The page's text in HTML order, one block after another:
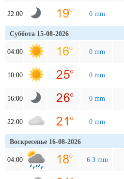
22:00 0 mm
Суббота 15-08-2026
04:00 0 mm
10:00 0 mm
16:00 0 mm
22:00 0 mm
Воскресенье 16-08-2026
04:00 6.3 mm